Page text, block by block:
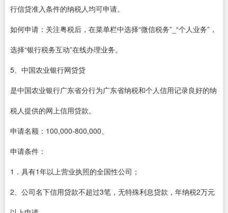
行信贷准入条件的纳税人均可申请。
如何申请：关注粤税后，在菜单栏中选择“微信税务”_“个人业务”，
选择“银行税务互动”在线办理业务。
5、中国农业银行网贷贷
是中国农业银行广东省分行为广东省纳税和个人信用记录良好的纳
税人提供的网上信用贷款。
申请名额：100,000-800,000、
申请条件：
1．具有1年以上营业执照的全国性公司；
2、公司名下信用贷款不超过3笔，无特殊利息贷款，年纳税2万元